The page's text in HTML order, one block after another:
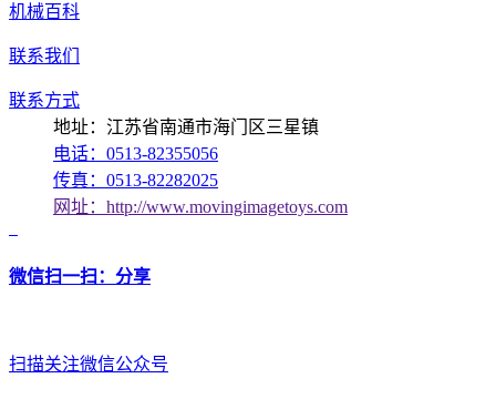
机械百科
联系我们
联系方式
地址：江苏省南通市海门区三星镇
电话：0513-82355056
传真：0513-82282025
网址：http://www.movingimagetoys.com
微信扫一扫：分享
扫描关注微信公众号